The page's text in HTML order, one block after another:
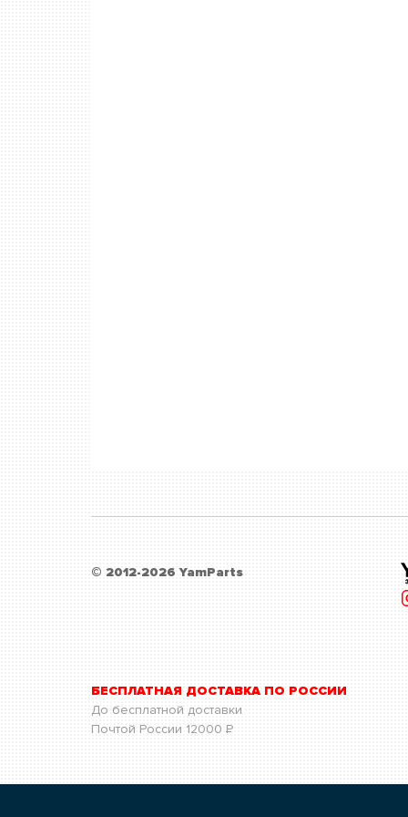
© 2012-2026 YamParts
БЕСПЛАТНАЯ ДОСТАВКА ПО РОССИИ
До бесплатной доставки
Почтой России 12000 Р